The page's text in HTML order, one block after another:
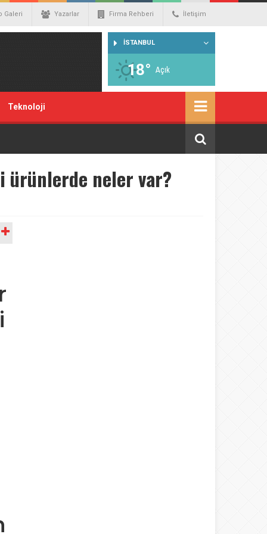
Galeri Yazarlar Firma Rehberi İletişim
İSTANBUL
18° Açık
Teknoloji
ürünlerde neler var?